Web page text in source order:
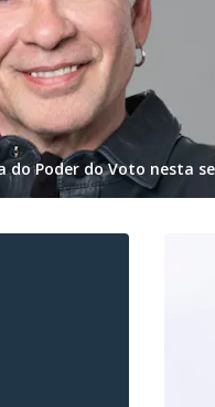
do Poder do Voto nesta